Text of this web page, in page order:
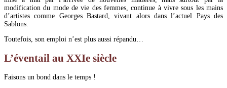
modification du mode de vie des femmes, continue à vivre sous les mains
d’artistes comme Georges Bastard, vivant alors dans l’actuel Pays des
Sablons.
Toutefois, son emploi n’est plus aussi répandu…
L’éventail au XXIe siècle
Faisons un bond dans le temps !